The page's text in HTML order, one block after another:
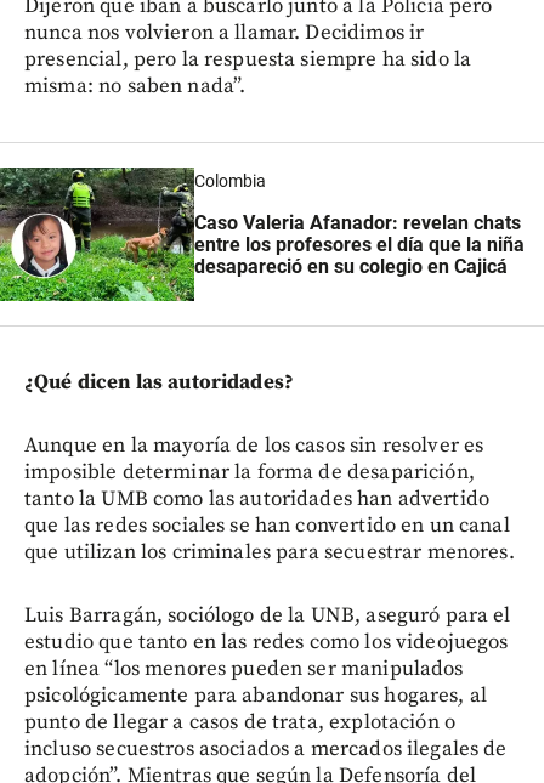
Dijeron que iban a buscarlo junto a la Policía pero
nunca nos volvieron a llamar. Decidimos ir
presencial, pero la respuesta siempre ha sido la
misma: no saben nada”.
Colombia
Caso Valeria Afanador: revelan chats
entre los profesores el día que la niña
desapareció en su colegio en Cajicá
¿Qué dicen las autoridades?
Aunque en la mayoría de los casos sin resolver es
imposible determinar la forma de desaparición,
tanto la UMB como las autoridades han advertido
que las redes sociales se han convertido en un canal
que utilizan los criminales para secuestrar menores.
Luis Barragán, sociólogo de la UNB, aseguró para el
estudio que tanto en las redes como los videojuegos
en línea “los menores pueden ser manipulados
psicológicamente para abandonar sus hogares, al
punto de llegar a casos de trata, explotación o
incluso secuestros asociados a mercados ilegales de
adopción”. Mientras que según la Defensoría del